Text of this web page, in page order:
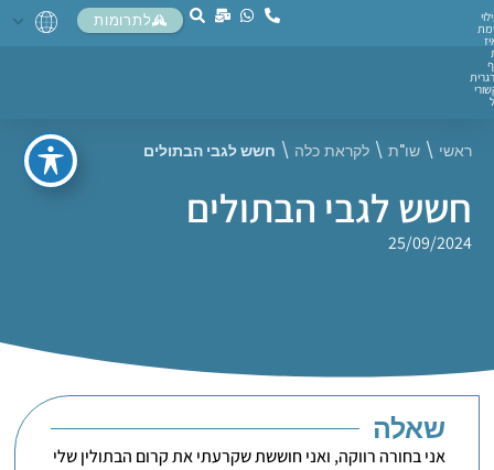
לתרומות
ראשי \ שו"ת \ לקראת כלה \ חשש לגבי הבתולים
חשש לגבי הבתולים
25/09/2024
שאלה
אני בחורה רווקה, ואני חוששת שקרעתי את קרום הבתולין שלי